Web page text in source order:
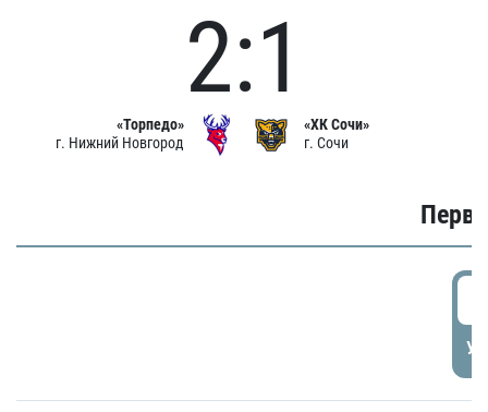
«Торпедо»
г. Нижний Новгород
2:1
«ХК Сочи»
г. Сочи